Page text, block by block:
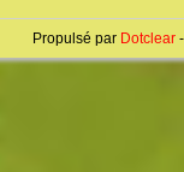
Propulsé par Dotclear